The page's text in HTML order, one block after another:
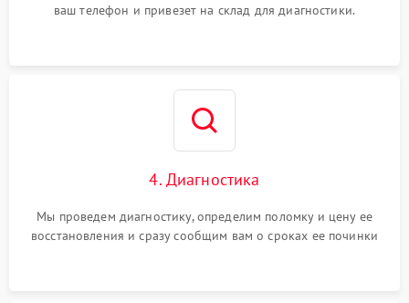
ваш телефон и привезет на склад для диагностики.
4. Диагностика
Мы проведем диагностику, определим поломку и цену ее
восстановления и сразу сообщим вам о сроках ее починки